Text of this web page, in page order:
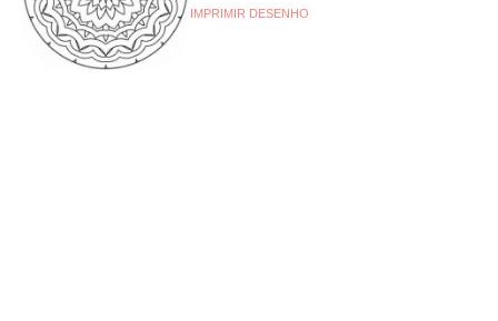
IMPRIMIR DESENHO